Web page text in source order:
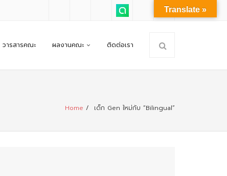
วารสารคณะ ผลงานคณะ ติดต่อเรา
Home / เด็ก Gen ใหม่กับ “Bilingual”
Translate »